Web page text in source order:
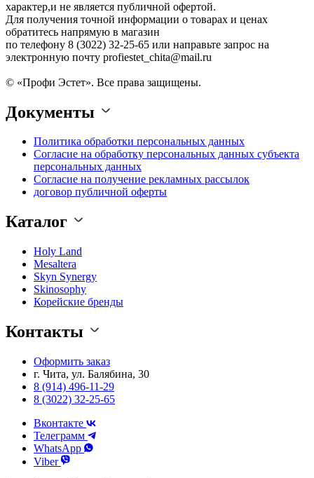
характер,и не является публичной офертой.
Для получения точной информации о товарах и ценах
обратитесь напрямую в магазин
по телефону 8 (3022) 32-25-65 или направьте запрос на
электронную почту profiestet_chita@mail.ru
© «Профи Эстет». Все права защищены.
Документы
Политика обработки персональных данных
Согласие на обработку персональных данных субъекта
персональных данных
Согласие на получение рекламных рассылок
договор публичной оферты
Каталог
Holy Land
Mesaltera
Skyn Synergy
Skinosophy
Корейские бренды
Контакты
Оформить заказ
г. Чита, ул. Балябина, 30
8 (914) 496-11-29
8 (3022) 32-25-65
Вконтакте
Телеграмм
WhatsApp
Viber